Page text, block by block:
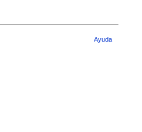
Ayuda